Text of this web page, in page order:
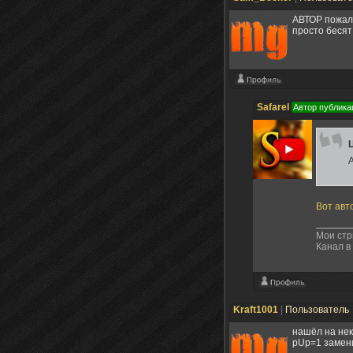
АВТОР
просто
Safarel Автор
Вот
Мои
Канал
Kraft1001 Пользователь
нашёл на
pUp=1